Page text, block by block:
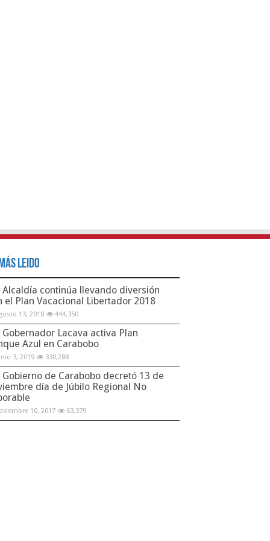
Leido
Alcaldía continúa llevando diversión
el Plan Vacacional Libertador 2018
13, 2018 444,350
Gobernador Lacava activa Plan
Azul en Carabobo
3, 2019 330,288
Gobierno de Carabobo decretó 13 de
día de Júbilo Regional No
10, 2017 63,379